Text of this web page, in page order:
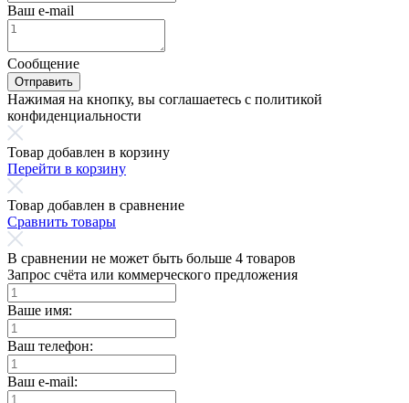
Ваш e-mail
Сообщение
Отправить
Нажимая на кнопку, вы соглашаетесь с политикой
конфиденциальности
Товар добавлен в корзину
Перейти в корзину
Товар добавлен в сравнение
Сравнить товары
В сравнении не может быть больше 4 товаров
Запрос счёта или коммерческого предложения
Ваше имя:
Ваш телефон:
Ваш e-mail: